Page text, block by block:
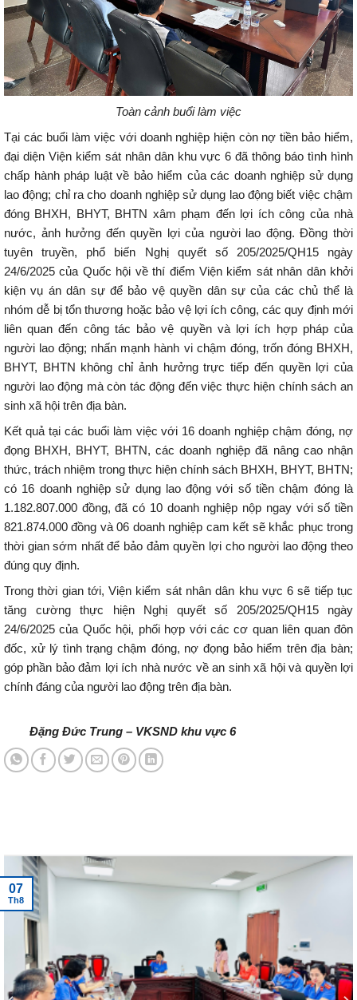
Toàn cảnh buổi làm việc
Tại các buổi làm việc với doanh nghiệp hiện còn nợ tiền bảo hiểm,
đại diện Viện kiểm sát nhân dân khu vực 6 đã thông báo tình hình
chấp hành pháp luật về bảo hiểm của các doanh nghiệp sử dụng
lao động; chỉ ra cho doanh nghiệp sử dụng lao động biết việc chậm
đóng BHXH, BHYT, BHTN xâm phạm đến lợi ích công của nhà
nước, ảnh hưởng đến quyền lợi của người lao động. Đồng thời
tuyên truyền, phổ biến Nghị quyết số 205/2025/QH15 ngày
24/6/2025 của Quốc hội về thí điểm Viện kiểm sát nhân dân khởi
kiện vụ án dân sự để bảo vệ quyền dân sự của các chủ thể là
nhóm dễ bị tổn thương hoặc bảo vệ lợi ích công, các quy định mới
liên quan đến công tác bảo vệ quyền và lợi ích hợp pháp của
người lao động; nhấn mạnh hành vi chậm đóng, trốn đóng BHXH,
BHYT, BHTN không chỉ ảnh hưởng trực tiếp đến quyền lợi của
người lao động mà còn tác động đến việc thực hiện chính sách an
sinh xã hội trên địa bàn.
Kết quả tại các buổi làm việc với 16 doanh nghiệp chậm đóng, nợ
đọng BHXH, BHYT, BHTN, các doanh nghiệp đã nâng cao nhận
thức, trách nhiệm trong thực hiện chính sách BHXH, BHYT, BHTN;
có 16 doanh nghiệp sử dụng lao động với số tiền chậm đóng là
1.182.807.000 đồng, đã có 10 doanh nghiệp nộp ngay với số tiền
821.874.000 đồng và 06 doanh nghiệp cam kết sẽ khắc phục trong
thời gian sớm nhất để bảo đảm quyền lợi cho người lao động theo
đúng quy định.
Trong thời gian tới, Viện kiểm sát nhân dân khu vực 6 sẽ tiếp tục
tăng cường thực hiện Nghị quyết số 205/2025/QH15 ngày
24/6/2025 của Quốc hội, phối hợp với các cơ quan liên quan đôn
đốc, xử lý tình trạng chậm đóng, nợ đọng bảo hiểm trên địa bàn;
góp phần bảo đảm lợi ích nhà nước về an sinh xã hội và quyền lợi
chính đáng của người lao động trên địa bàn.
Đặng Đức Trung – VKSND khu vực 6
07